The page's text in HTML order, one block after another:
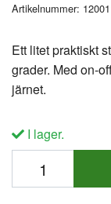
Artikelnummer:
Ett litet praktiskt
grader. Med on-
järnet.
I lager.